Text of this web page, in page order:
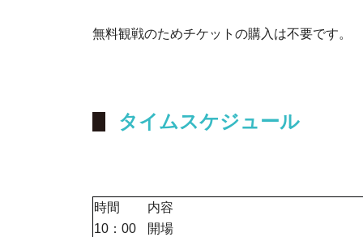
無料観戦のためチケットの購入は不要です。
タイムスケジュール
時間
内容
10：00
開場